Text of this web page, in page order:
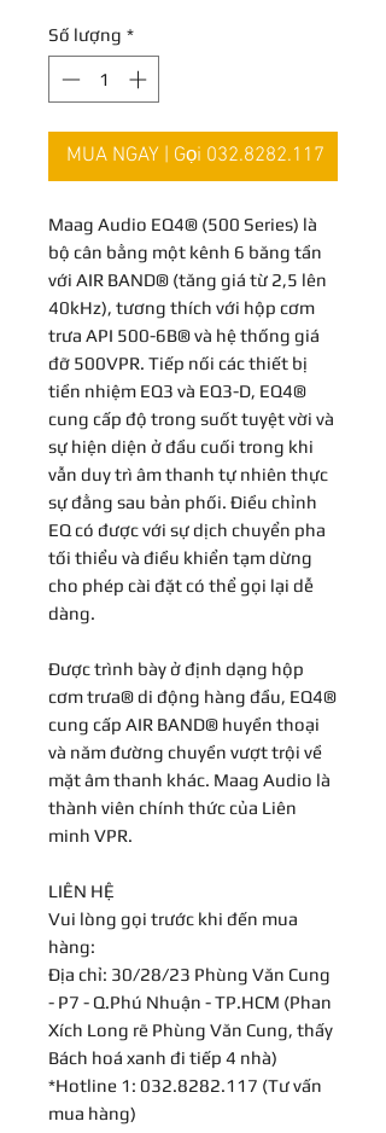
Số lượng *
MUA NGAY | Gọi 032.8282.117
Maag Audio EQ4® (500 Series) là
bộ cân bằng một kênh 6 băng tần
với AIR BAND® (tăng giá từ 2,5 lên
40kHz), tương thích với hộp cơm
trưa API 500-6B® và hệ thống giá
đỡ 500VPR. Tiếp nối các thiết bị
tiền nhiệm EQ3 và EQ3-D, EQ4®
cung cấp độ trong suốt tuyệt vời và
sự hiện diện ở đầu cuối trong khi
vẫn duy trì âm thanh tự nhiên thực
sự đằng sau bản phối. Điều chỉnh
EQ có được với sự dịch chuyển pha
tối thiểu và điều khiển tạm dừng
cho phép cài đặt có thể gọi lại dễ
dàng.
Được trình bày ở định dạng hộp
cơm trưa® di động hàng đầu, EQ4®
cung cấp AIR BAND® huyền thoại
và năm đường chuyền vượt trội về
mặt âm thanh khác. Maag Audio là
thành viên chính thức của Liên
minh VPR.
LIÊN HỆ
Vui lòng gọi trước khi đến mua
hàng:
Địa chỉ: 30/28/23 Phùng Văn Cung
- P7 - Q.Phú Nhuận - TP.HCM (Phan
Xích Long rẽ Phùng Văn Cung, thấy
Bách hoá xanh đi tiếp 4 nhà)
*Hotline 1: 032.8282.117 (Tư vấn
mua hàng)